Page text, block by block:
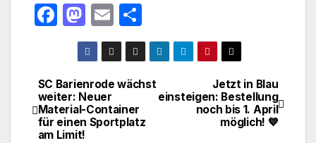
F
e
b
o
M
a
st
o
d
o
E
m
ail
ei
le
n
BeitragsnavigationJetzt in Blau
einsteigen: Bestellung
noch bis 1. April
möglich! 💙
SC Barienrode wächst
weiter: Neuer
Material-Container
für einen Sportplatz
am Limit!